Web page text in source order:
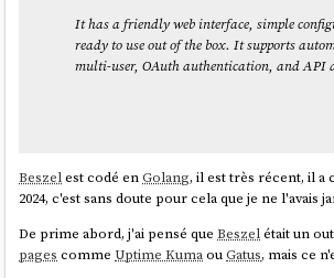
It has a friendly web interface, simple
ready to use out of the box. It supports
multi-user, OAuth authentication, and API
Beszelest codé enGolang, il est très récent, il a
2024, c'est sans doute pour cela que je ne l'avais
De prime abord, j'ai pensé queBeszelétait un
pages commeUptime KumaouGatus, mais ce